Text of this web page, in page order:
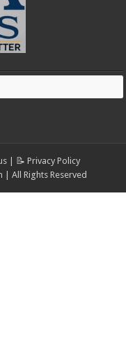
| 📝 Privacy Policy
All Rights Reserved